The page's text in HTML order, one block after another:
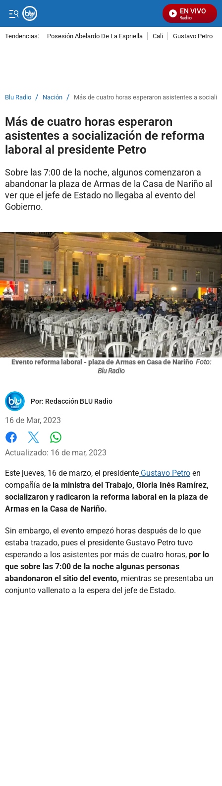
EN VIVO
Señal Visual Radio
Tendencias: Posesión Abelardo De La Espriella Cali Gustavo Petro
Blu Radio / Nación / Más de cuatro horas esperaron asistentes a
Más de cuatro horas esperaron
asistentes a socialización de reforma
laboral al presidente Petro
Sobre las 7:00 de la noche, algunos comenzaron a
abandonar la plaza de Armas de la Casa de Nariño al
ver que el jefe de Estado no llegaba al evento del
Gobierno.
Evento reforma laboral - plaza de Armas en Casa de Nariño Foto:
Blu Radio
Por: Redacción BLU Radio
16 de Mar, 2023
Facebook
X
Actualizado: 16 de mar, 2023
Este jueves, 16 de marzo, el presidente Gustavo Petro en
compañía de la ministra del Trabajo, Gloria Inés Ramírez,
socializaron y radicaron la reforma laboral en la plaza de
Armas en la Casa de Nariño.
Sin embargo, el evento empezó horas después de lo que
estaba trazado, pues el presidente Gustavo Petro tuvo
esperando a los asistentes por más de cuatro horas, por lo
que sobre las 7:00 de la noche algunas personas
abandonaron el sitio del evento, mientras se presentaba un
conjunto vallenato a la espera del jefe de Estado.